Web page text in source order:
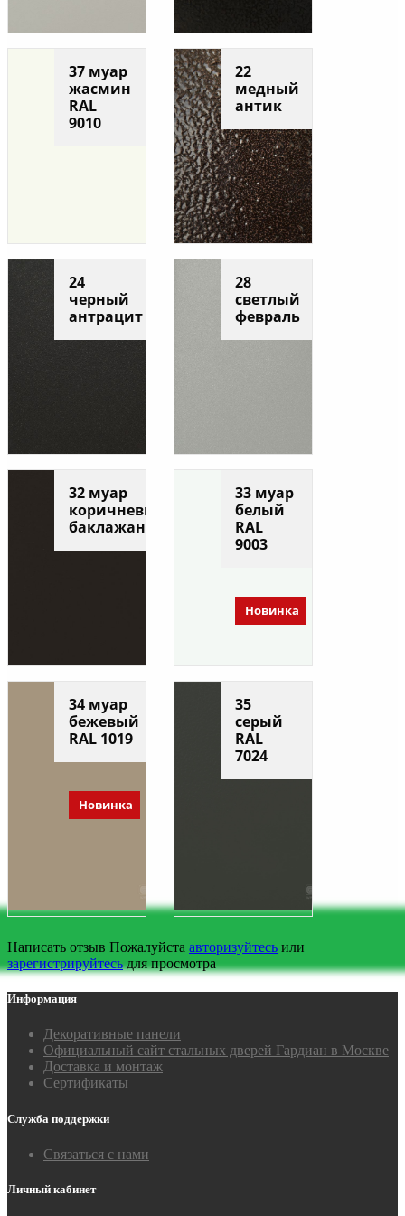
37 муар
жасмин
RAL
9010
22
медный
антик
24
черный
антрацит
28
светлый
февраль
32 муар
коричневый
баклажан
33 муар
белый
RAL
9003
Новинка
34 муар
бежевый
RAL 1019
Новинка
35
серый
RAL
7024
Написать отзыв Пожалуйста авторизуйтесь или
зарегистрируйтесьдля просмотра
Информация
Декоративные панели
Официальный сайт стальных дверей Гардиан в Москве
Доставка и монтаж
Сертификаты
Служба поддержки
Связаться с нами
Личный кабинет